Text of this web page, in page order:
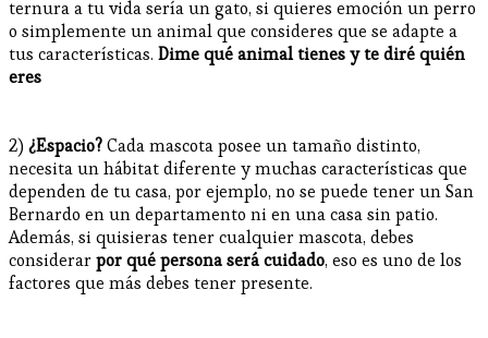
ternura a tu vida sería un gato, si quieres emoción un perro
o simplemente un animal que consideres que se adapte a
tus características. Dime qué animal tienes y te diré quién
eres
2) ¿Espacio?Cada mascota posee un tamaño distinto,
necesita un hábitat diferente y muchas características que
dependen de tu casa, por ejemplo, no se puede tener un San
Bernardo en un departamento ni en una casa sin patio.
Además, si quisieras tener cualquier mascota, debes
considerarpor qué persona será cuidado, eso es uno de los
factores que más debes tener presente.